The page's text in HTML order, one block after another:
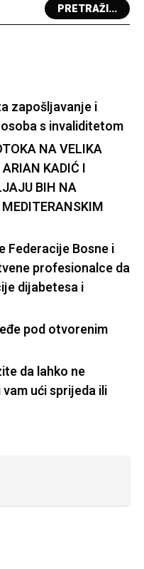
PRETRAŽI...
zapošljavanje i
s invaliditetom
NA VELIKA
KADIĆ I
BIH NA
Federacije Bosne i
profesionalce da
dijabetesa i
pod otvorenim
da lahko ne
ući sprijeda ili